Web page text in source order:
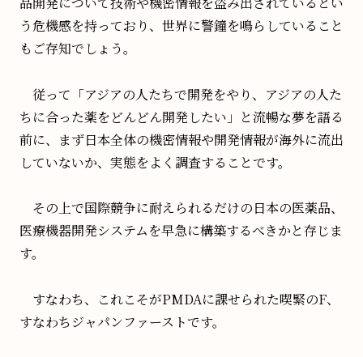
う危機感を持っており、世界に警鐘を鳴らしていること
もご存知でしょう。
従って「アジアの人たちで開発をやり、アジアの人た
ちに合った薬をどんどん開発したい」と流暢な夢を語る
前に、まず日本全体の機密情報や開発情報が海外に流出
していないか、実態をよく調査することです。
その上で国際競争に耐えられるだけの日本の医薬品、
医療機器開発システムを早急に構築するべきかと存じま
す。
すなわち、これこそがPMDAに課せられた喫緊のF、
すなわちジャパンファーストです。